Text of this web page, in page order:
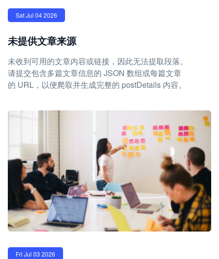
Sat Jul 04 2026
未提供文章来源
未收到可用的文章内容或链接，因此无法提取段落。
请提交包含多篇文章信息的 JSON 数组或每篇文章
的 URL，以便爬取并生成完整的 postDetails 内容。
Fri Jul 03 2026